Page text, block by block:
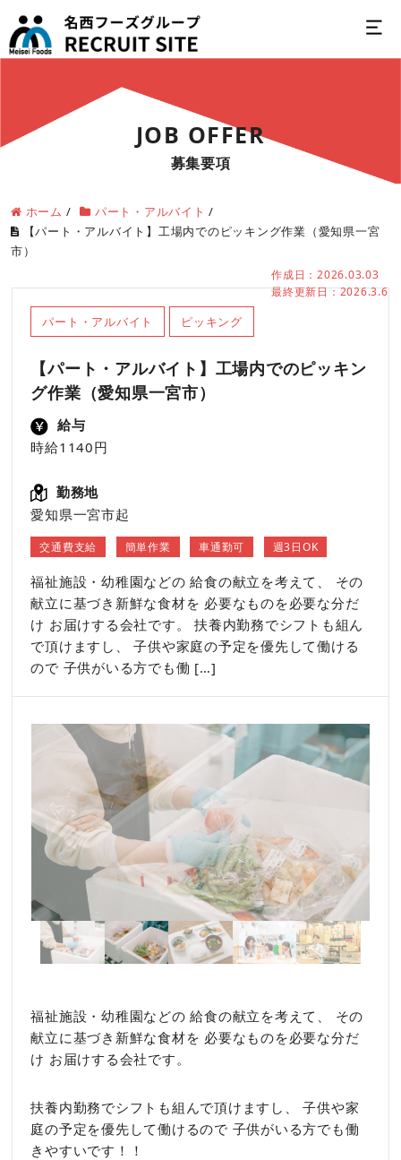
ホーム / パート・アルバイト /
【パート・アルバイト】工場内でのピッキング作業（愛知県一宮
市）
JOB OFFER
募集要項
作成日：2026.03.03
最終更新日：2026.3.6
パート・アルバイト ピッキング
【パート・アルバイト】工場内でのピッキン
グ作業（愛知県一宮市）
給与
時給1140円
勤務地
愛知県一宮市起
交通費支給 簡単作業 車通勤可 週3日OK
福祉施設・幼稚園などの 給食の献立を考えて、 その
献立に基づき新鮮な食材を 必要なものを必要な分だ
け お届けする会社です。 扶養内勤務でシフトも組ん
で頂けますし、 子供や家庭の予定を優先して働ける
ので 子供がいる方でも働 […]
福祉施設・幼稚園などの 給食の献立を考えて、 その
献立に基づき新鮮な食材を 必要なものを必要な分だ
け お届けする会社です。
扶養内勤務でシフトも組んで頂けますし、 子供や家
庭の予定を優先して働けるので 子供がいる方でも働
きやすいです！！